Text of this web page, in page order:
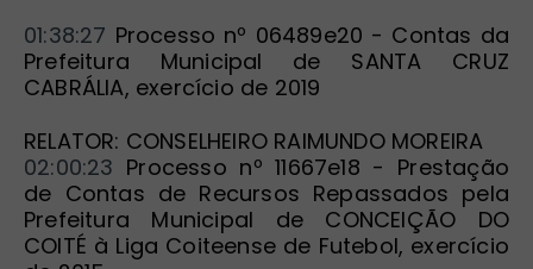
01:38:27 Processo nº 06489e20 - Contas da
Prefeitura Municipal de SANTA CRUZ
CABRÁLIA, exercício de 2019
RELATOR: CONSELHEIRO RAIMUNDO MOREIRA
02:00:23 Processo nº 11667e18 - Prestação
de Contas de Recursos Repassados pela
Prefeitura Municipal de CONCEIÇÃO DO
COITÉ à Liga Coiteense de Futebol, exercício